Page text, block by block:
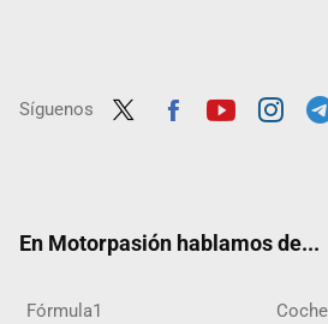
Síguenos
En Motorpasión hablamos de...
Fórmula1